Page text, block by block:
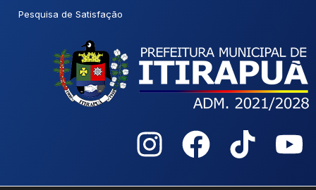
Pesquisa de Satisfação